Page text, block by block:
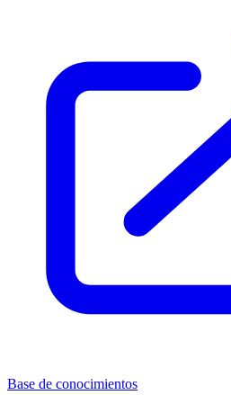
Base de conocimientos